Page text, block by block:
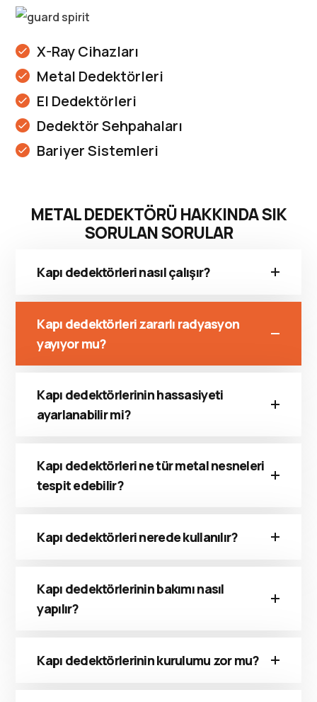
X-Ray Cihazları
Metal Dedektörleri
El Dedektörleri
Dedektör Sehpahaları
Bariyer Sistemleri
METAL DEDEKTÖRÜ HAKKINDA SIK
SORULAN SORULAR
Kapı dedektörleri nasıl çalışır?
Kapı dedektörleri zararlı radyasyon
yayıyor mu?
Kapı dedektörlerinin hassasiyeti
ayarlanabilir mi?
Kapı dedektörleri ne tür metal nesneleri
tespit edebilir?
Kapı dedektörleri nerede kullanılır?
Kapı dedektörlerinin bakımı nasıl
yapılır?
Kapı dedektörlerinin kurulumu zor mu?